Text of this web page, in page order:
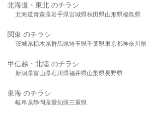
北海道・東北 のチラシ
北海道青森県岩手県宮城県秋田県山形県福島県
関東 のチラシ
茨城県栃木県群馬県埼玉県千葉県東京都神奈川県
甲信越・北陸 のチラシ
新潟県富山県石川県福井県山梨県長野県
東海 のチラシ
岐阜県静岡県愛知県三重県